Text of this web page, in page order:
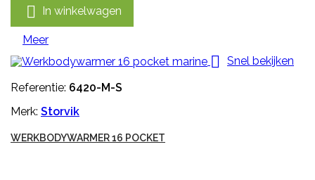
 In winkelwagen
Meer
 Snel bekijken
Referentie: 6420-M-S
Merk: Storvik
WERKBODYWARMER 16 POCKET